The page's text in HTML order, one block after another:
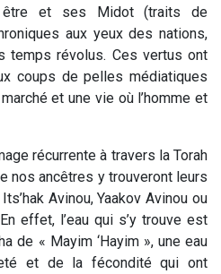
être et ses Midot (traits de
aux yeux des nations,
temps révolus. Ces vertus ont
coups de pelles médiatiques
et une vie où l’homme et
récurrente à travers la Torah
nos ancêtres y trouveront leurs
Avinou, Yaakov Avinou ou
effet, l’eau qui s’y trouve est
de « Mayim ‘Hayim», une eau
et de la fécondité qui ont